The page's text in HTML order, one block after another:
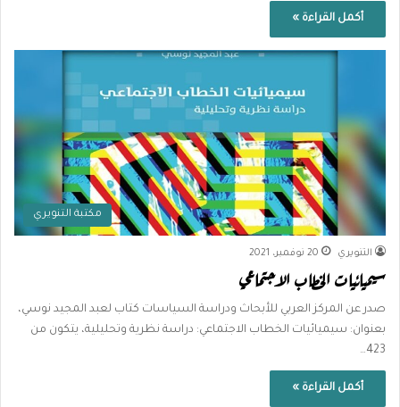
أكمل القراءة »
مكتبة التنويري
التنويري 20 نوفمبر، 2021
سيميائيات الخطاب الاجتماعي
صدر عن المركز العربي للأبحاث ودراسة السياسات كتاب لعبد المجيد نوسي،
بعنوان: سيميائيات الخطاب الاجتماعي: دراسة نظرية وتحليلية، يتكون من
423…
أكمل القراءة »